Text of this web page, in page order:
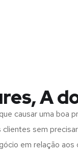
A
causar uma boa
sem
em relação